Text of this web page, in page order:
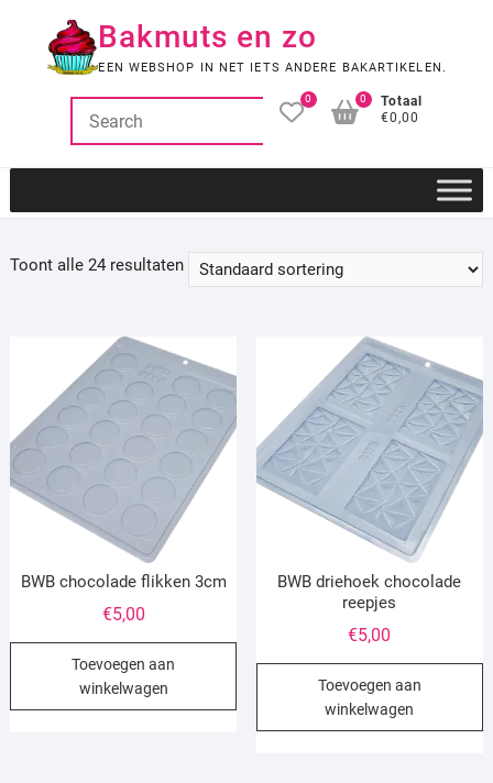
Bakmuts en zo
EEN WEBSHOP IN NET IETS ANDERE BAKARTIKELEN.
0
Totaal
€0,00
0
Toont alle 24 resultaten
BWB chocolade flikken 3cm
€5,00
Toevoegen aan
winkelwagen
BWB driehoek chocolade
reepjes
€5,00
Toevoegen aan
winkelwagen